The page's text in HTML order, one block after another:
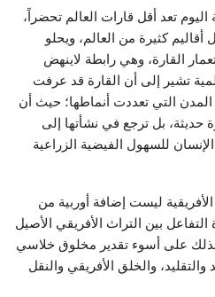
اليوم تعد أقل قارات العالم تحضراً،
كثيرة من العالم، ويحلو
القارة، وهي رابطة لاينهض
تشير إلى أن القارة قد عرفت
المدن التي تعددت أنماطها؛ حيث أن
حديثة، بل ترجع في نشأتها إلى
للسهول الفيضية الزراعية
ليست إضافة أوربية من
بين التراث الأفريقي الأصيل
بذلك على أسوء تقدير مخلوق خلاسي
والخلق الأفريقي والنقل